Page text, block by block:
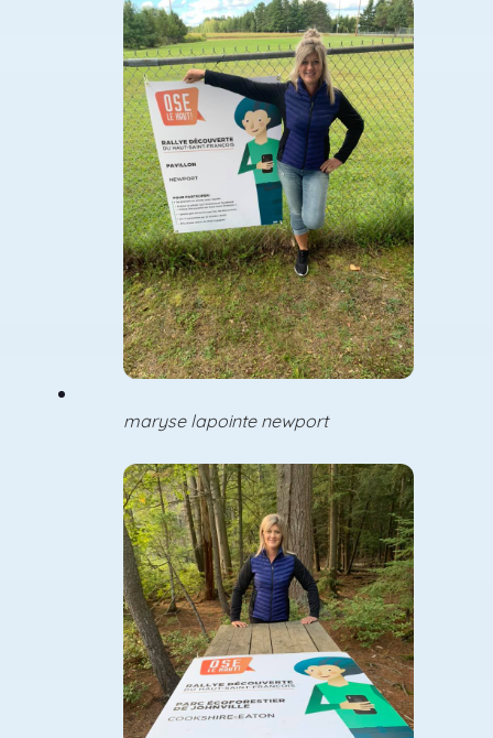
maryse lapointe newport